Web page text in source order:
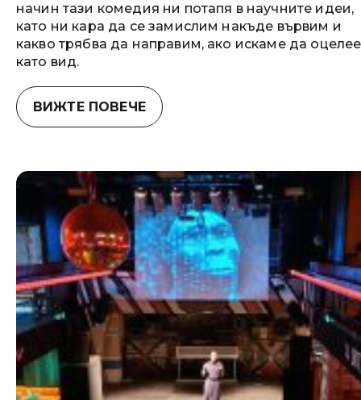
начин тази комедия ни потапя в научните идеи,
като ни кара да се замислим накъде вървим и
какво трябва да направим, ако искаме да
като вид.
ВИЖТЕ ПОВЕЧЕ